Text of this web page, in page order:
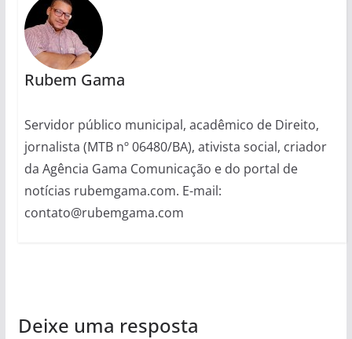
Rubem Gama
Servidor público municipal, acadêmico de Direito,
jornalista (MTB nº 06480/BA), ativista social, criador
da Agência Gama Comunicação e do portal de
notícias rubemgama.com. E-mail:
contato@rubemgama.com
Deixe uma resposta